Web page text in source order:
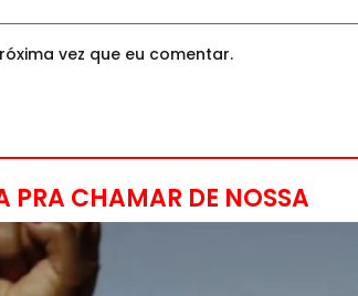
vez que eu comentar.
PRA CHAMAR DE NOSSA